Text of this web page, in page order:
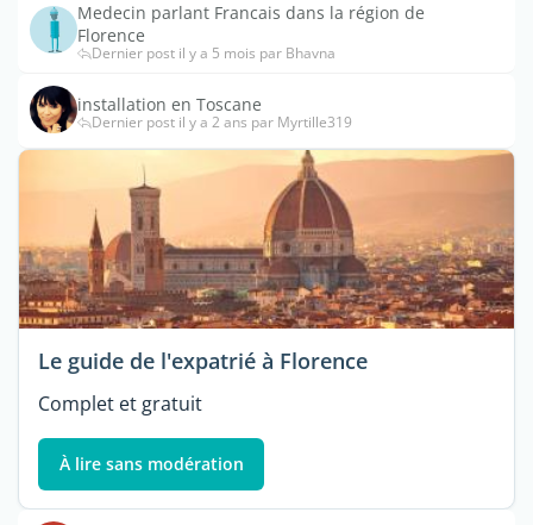
Medecin parlant Francais dans la région de
Florence
Dernier post il y a 5 mois par Bhavna
installation en Toscane
Dernier post il y a 2 ans par Myrtille319
Le guide de l'expatrié à Florence
Complet et gratuit
À lire sans modération